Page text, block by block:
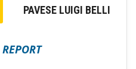
PAVESE LUIGI BELLI